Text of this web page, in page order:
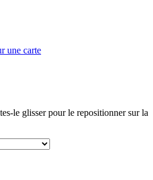
une carte
le glisser pour le repositionner sur la